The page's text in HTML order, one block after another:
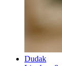
Dudak